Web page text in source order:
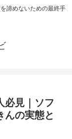
諦めないための最終手
必見｜ソフ
んの実態と